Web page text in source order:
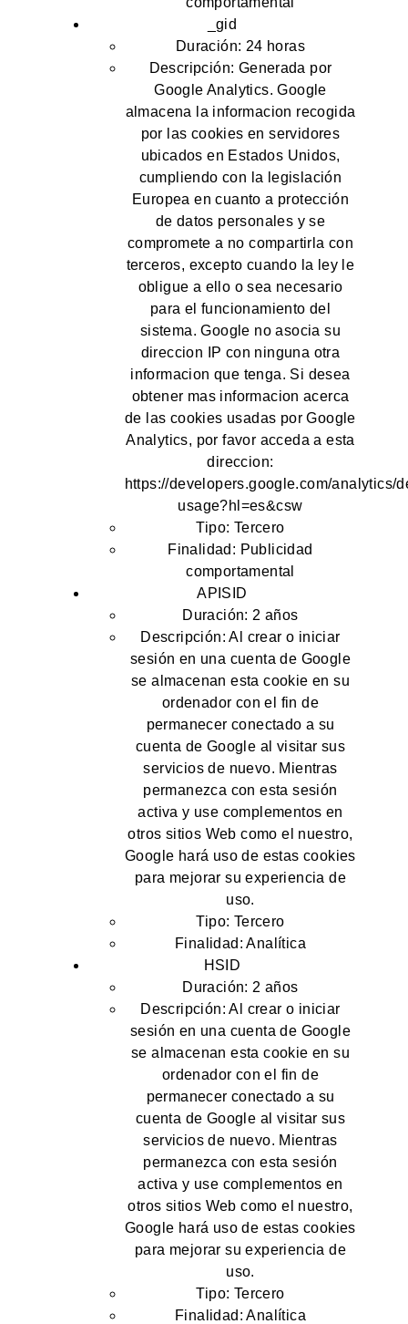
_gid
Duración: 24 horas
Descripción: Generada por
Google Analytics. Google
almacena la informacion recogida
por las cookies en servidores
ubicados en Estados Unidos,
cumpliendo con la legislación
Europea en cuanto a protección
de datos personales y se
compromete a no compartirla con
terceros, excepto cuando la ley le
obligue a ello o sea necesario
para el funcionamiento del
sistema. Google no asocia su
direccion IP con ninguna otra
informacion que tenga. Si desea
obtener mas informacion acerca
de las cookies usadas por Google
Analytics, por favor acceda a esta
direccion:
https://developers.google.com/
usage?hl=es&csw
Tipo: Tercero
Finalidad: Publicidad
comportamental
APISID
Duración: 2 años
Descripción: Al crear o iniciar
sesión en una cuenta de Google
se almacenan esta cookie en su
ordenador con el fin de
permanecer conectado a su
cuenta de Google al visitar sus
servicios de nuevo. Mientras
permanezca con esta sesión
activa y use complementos en
otros sitios Web como el nuestro,
Google hará uso de estas cookies
para mejorar su experiencia de
uso.
Tipo: Tercero
Finalidad: Analítica
HSID
Duración: 2 años
Descripción: Al crear o iniciar
sesión en una cuenta de Google
se almacenan esta cookie en su
ordenador con el fin de
permanecer conectado a su
cuenta de Google al visitar sus
servicios de nuevo. Mientras
permanezca con esta sesión
activa y use complementos en
otros sitios Web como el nuestro,
Google hará uso de estas cookies
para mejorar su experiencia de
uso.
Tipo: Tercero
Finalidad: Analítica